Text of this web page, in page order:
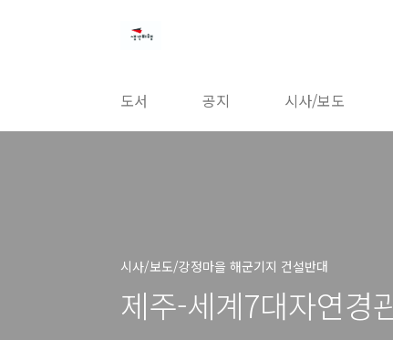
도서 공지 시사/보도
시사/보도/강정마을 해군기지 건설반대
제주-세계7대자연경